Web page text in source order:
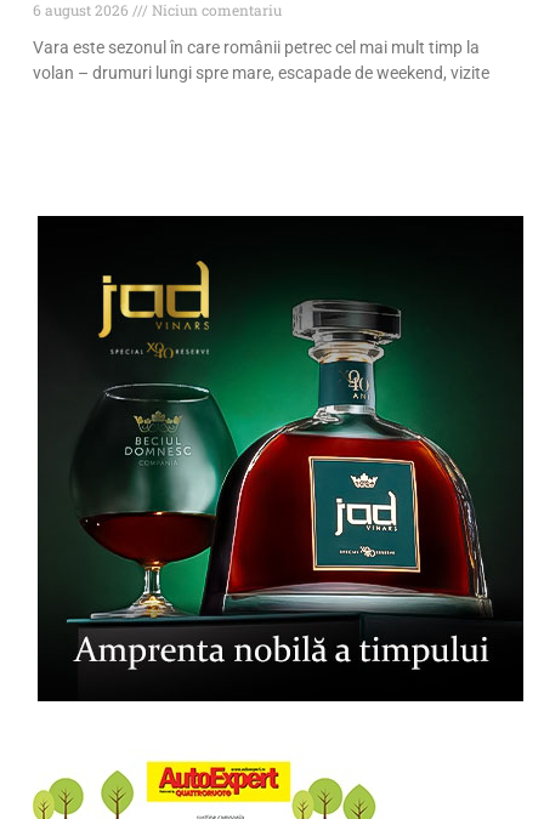
6 august 2026
Niciun comentariu
Vara este sezonul în care românii petrec cel mai mult timp la
volan – drumuri lungi spre mare, escapade de weekend, vizite